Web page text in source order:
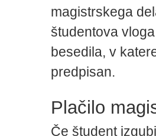
magistrskega
študentova
besedila, v
predpisan.
Plačilo
Če študent